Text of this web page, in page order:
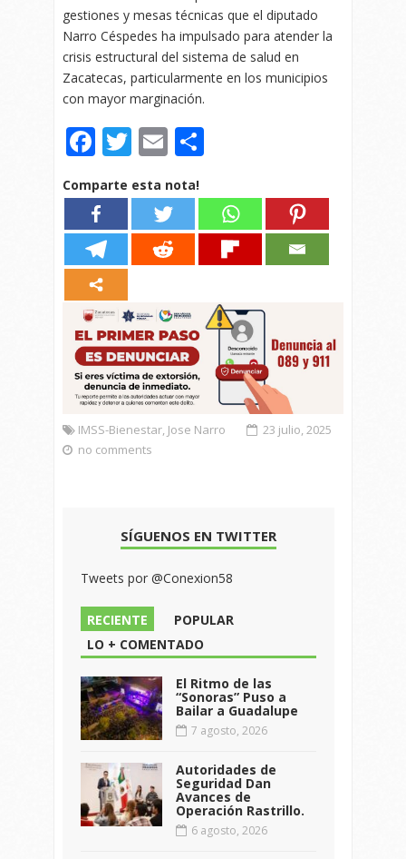
gestiones y mesas técnicas que el diputado
Narro Céspedes ha impulsado para atender la
crisis estructural del sistema de salud en
Zacatecas, particularmente en los municipios
con mayor marginación.
Facebook
Twitter
Email
Comparte esta nota!
IMSS-Bienestar, Jose Narro
23 julio, 2025
no comments
SÍGUENOS EN TWITTER
Tweets por @Conexion58
RECIENTE
POPULAR
LO + COMENTADO
El Ritmo de las
“Sonoras” Puso a
Bailar a Guadalupe
7 agosto, 2026
Autoridades de
Seguridad Dan
Avances de
Operación Rastrillo.
6 agosto, 2026